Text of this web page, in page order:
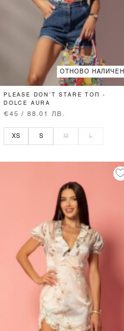
ОТНОВО НАЛИЧЕН
PLEASE DON’T STARE ТОП -
DOLCE AURA
€45 / 88.01 ЛВ.
XS S M L